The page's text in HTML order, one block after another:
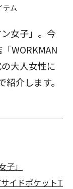
テム
女子」。今
WORKMAN
大人女性に
介します。
」
サイドポケットT